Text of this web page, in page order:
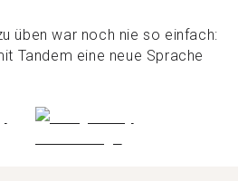
üben war noch nie so einfach:
Tandem eine neue Sprache